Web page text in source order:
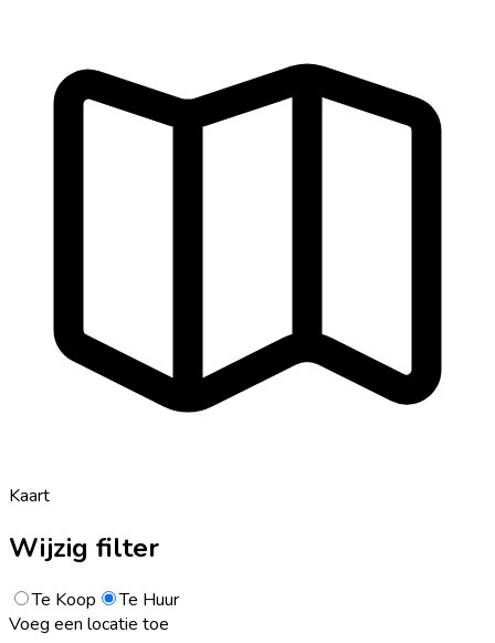
Kaart
Wijzig filter
Te Koop
Te Huur
Voeg een locatie toe